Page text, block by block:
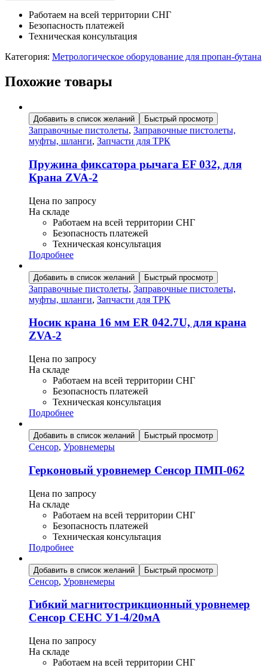
-100-
Ех-0-
Работаем на всей территории СНГ
Безопасность платежей
Техническая консультация
Категория: Метрологическое оборудование для пропан-бутана
Похожие товары
Добавить в список желаний Быстрый просмотр
Заправочные пистолеты, Заправочные пистолеты,
муфты, шланги, Запчасти для ТРК
Пружина фиксатора рычага ЕF 032, для
Крана ZVA-2
Цена по запросу
На складе
Работаем на всей территории СНГ
Безопасность платежей
Техническая консультация
Подробнее
Добавить в список желаний Быстрый просмотр
Заправочные пистолеты, Заправочные пистолеты,
муфты, шланги, Запчасти для ТРК
Носик крана 16 мм ER 042.7U, для крана
ZVA-2
Цена по запросу
На складе
Работаем на всей территории СНГ
Безопасность платежей
Техническая консультация
Подробнее
Добавить в список желаний Быстрый просмотр
Сенсор, Уровнемеры
Герконовый уровнемер Сенсор ПМП-062
Цена по запросу
На складе
Работаем на всей территории СНГ
Безопасность платежей
Техническая консультация
Подробнее
Добавить в список желаний Быстрый просмотр
Сенсор, Уровнемеры
Гибкий магнитострикционный уровнемер
Сенсор СЕНС У1-4/20мА
Цена по запросу
На складе
Работаем на всей территории СНГ